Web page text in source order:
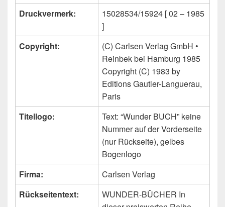
Druckvermerk:
15028534/15924 [ 02 – 1985
]
Copyright:
(C) Carlsen Verlag GmbH •
Reinbek bei Hamburg 1985
Copyright (C) 1983 by
Editions Gautier-Languerau,
Paris
Titellogo:
Text: “Wunder BUCH” keine
Nummer auf der Vorderseite
(nur Rückseite), gelbes
Bogenlogo
Firma:
Carlsen Verlag
Rückseitentext:
WUNDER-BÜCHER In